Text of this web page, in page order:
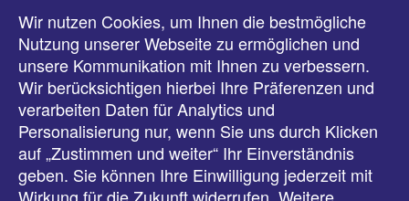
Meldungen
Veranstaltungen
Downloads
Presse
Wir nutzen Cookies, um Ihnen die bestmögliche
Nutzung unserer Webseite zu ermöglichen und
unsere Kommunikation mit Ihnen zu verbessern.
Wir berücksichtigen hierbei Ihre Präferenzen und
verarbeiten Daten für Analytics und
Personalisierung nur, wenn Sie uns durch Klicken
auf „Zustimmen und weiter“ Ihr Einverständnis
geben. Sie können Ihre Einwilligung jederzeit mit